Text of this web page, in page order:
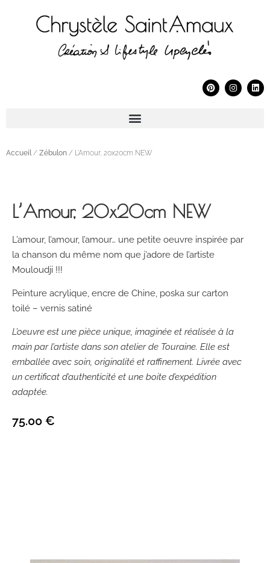
Accueil / Zébulon / L’Amour, 20x20cm NEW
L’Amour, 20x20cm NEW
L’amour, l’amour, l’amour… une petite oeuvre inspirée par
la chanson du même nom que j’adore de l’artiste
Mouloudji !!!
Peinture acrylique, encre de Chine, poska sur carton
toilé – vernis satiné
L’oeuvre est une pièce unique, imaginée et réalisée à la
main par l’artiste dans son atelier de Touraine. Elle est
emballée avec soin, originalité et raffinement. Livrée avec
un certificat d’authenticité et une boite d’expédition
adaptée.
75.00 €